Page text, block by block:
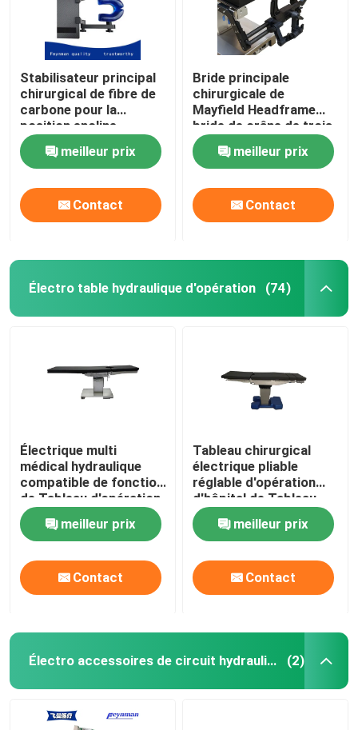
Stabilisateur principal
chirurgical de fibre de
carbone pour la
position encline
meilleur prix
Contact
Bride principale
chirurgicale de
Mayfield Headframe
bride de crâne de trois
points
meilleur prix
Contact
Électro table hydraulique d'opération (74)
Électrique multi
médical hydraulique
compatible de fonction
de Tableau d'opération
de bras de C électro
utilisé dans l'hôpital
meilleur prix
Contact
Tableau chirurgical
électrique pliable
réglable d'opération
d'hôpital de Tableau
d'opération de l'acier
inoxydable Sus304
meilleur prix
Contact
Électro accessoires de circuit hydraulique (2)